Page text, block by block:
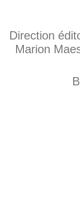
Direction
Marion